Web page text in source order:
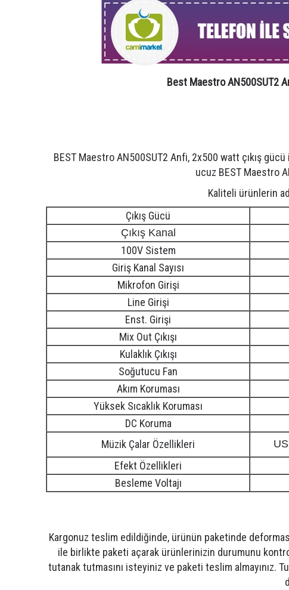
Best Maestro AN500SUT2
BEST Maestro AN500SUT2 Anfi, 2x500 watt çıkış
ucuz BEST Maestro
Kaliteli ürünlerin
Çıkış Gücü
Çıkış Kanal
100V Sistem
Giriş Kanal Sayısı
Mikrofon Girişi
Line Girişi
Enst. Girişi
Mix Out Çıkışı
Kulaklık Çıkışı
Soğutucu Fan
Akım Koruması
Yüksek Sıcaklık Koruması
DC Koruma
Müzik Çalar Özellikleri
Efekt Özellikleri
Besleme Voltajı
Kargonuz teslim edildiğinde, ürünün paketinde
ile birlikte paketi açarak ürünlerinizin durumunu
tutanak tutmasını isteyiniz ve paketi teslim almayınız.